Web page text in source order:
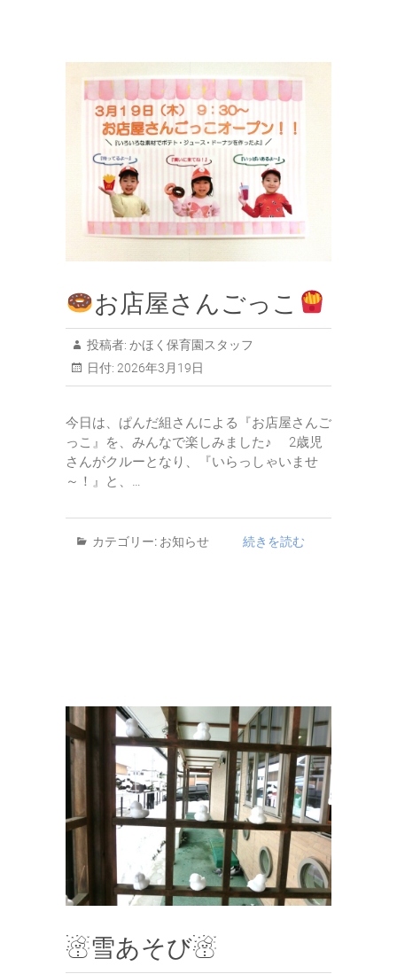
お店屋さんごっこ
投稿者: かほく保育園スタッフ
日付: 2026年3月19日
今日は、ぱんだ組さんによる『お店屋さんご
っこ』を、みんなで楽しみました♪ 2歳児
さんがクルーとなり、『いらっしゃいませ
～！』と、…
カテゴリー: お知らせ 続きを読む
☃雪あそび☃